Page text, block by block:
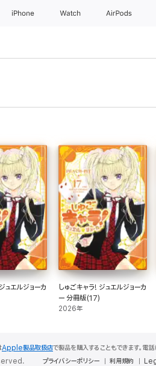
iPhone Watch AirPods
ュエルジョーカ
しゅごキャラ! ジュエルジョーカ
ー 分冊版(17)
2026年
Apple製品取扱店で製品を購入することもできます
プライバシーポリシー 利用規約